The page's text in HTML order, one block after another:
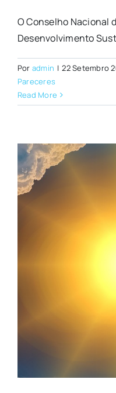
O Conselho Nacional
Desenvolvimento
Por admin | 22 Setembro
Pareceres
Read More